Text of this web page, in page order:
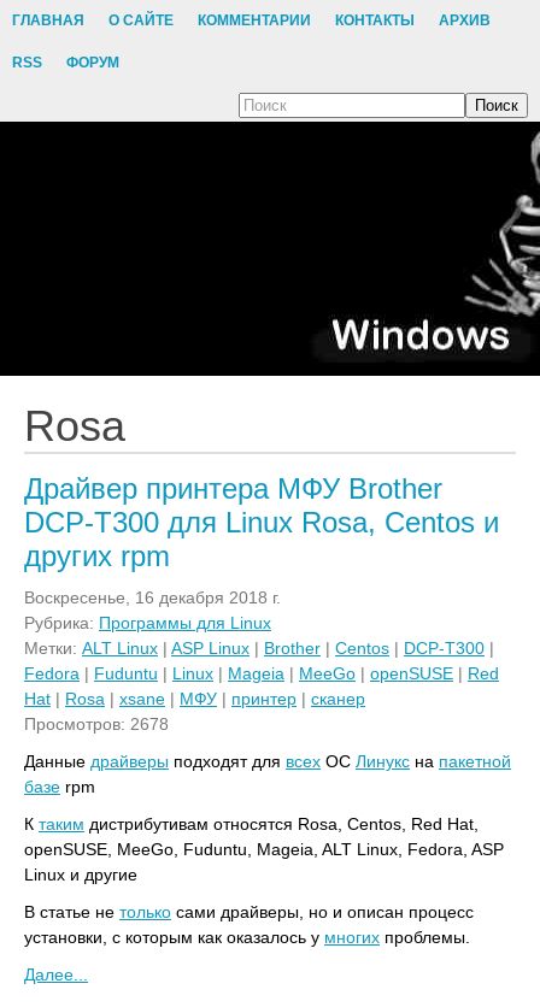
ГЛАВНАЯ О САЙТЕ КОММЕНТАРИИ КОНТАКТЫ АРХИВ
RSS ФОРУМ
Поиск
Rosa
Драйвер принтера МФУ Brother
DCP-T300 для Linux Rosa, Centos и
других rpm
Воскресенье, 16 декабря 2018 г.
Рубрика: Программы для Linux
Метки: ALT Linux | ASP Linux | Brother | Centos | DCP-T300 |
Fedora | Fuduntu | Linux | Mageia | MeeGo | openSUSE | Red
Hat | Rosa | xsane | МФУ | принтер | сканер
Просмотров: 2678
Данные драйверы подходят для всех ОС Линукс на пакетной
базе rpm
К таким дистрибутивам относятся Rosa, Centos, Red Hat,
openSUSE, MeeGo, Fuduntu, Mageia, ALT Linux, Fedora, ASP
Linux и другие
В статье не только сами драйверы, но и описан процесс
установки, с которым как оказалось у многих проблемы.
Далее...